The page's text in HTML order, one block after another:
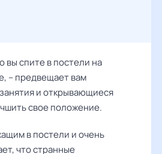
вы спите в постели на
– предвещает вам
и открывающиеся
свое положение.
в постели и очень
что странные